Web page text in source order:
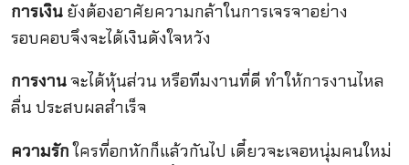
การเงินยังต้องอาศัยความกล้าในการเจรจาอย่าง
รอบคอบจึงจะได้เงินดังใจหวัง
การงานจะได้หุ้นส่วน หรือทีมงานที่ดี ทำให้การงานไหล
ลื่น ประสบผลสำเร็จ
ความรักใครที่อกหักก็แล้วกันไป เดี๋ยวจะเจอหนุ่มคนใหม่